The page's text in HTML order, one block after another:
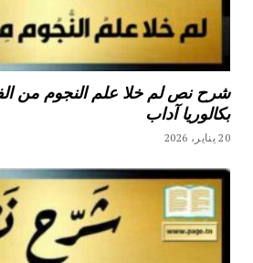
شرح نص لم خلا علم النجوم من
بكالوريا آداب
20 يناير، 2026